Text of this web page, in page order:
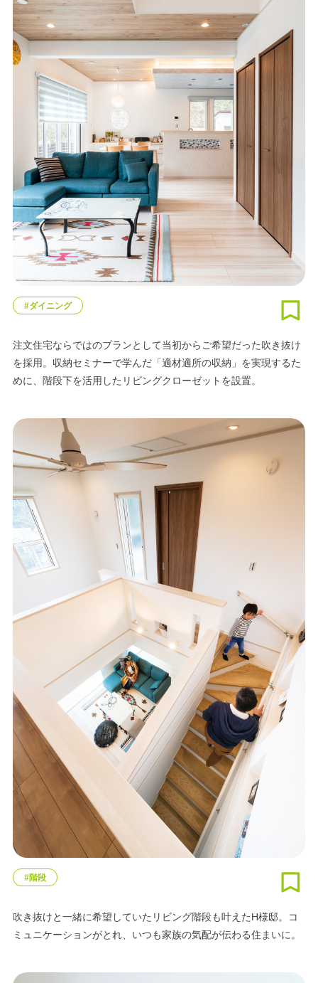
#ダイニング
注文住宅ならではのプランとして当初からご希望だった吹き抜け
を採用。収納セミナーで学んだ「適材適所の収納」を実現するた
めに、階段下を活用したリビングクローゼットを設置。
#階段
吹き抜けと一緒に希望していたリビング階段も叶えたH様邸。コ
ミュニケーションがとれ、いつも家族の気配が伝わる住まいに。